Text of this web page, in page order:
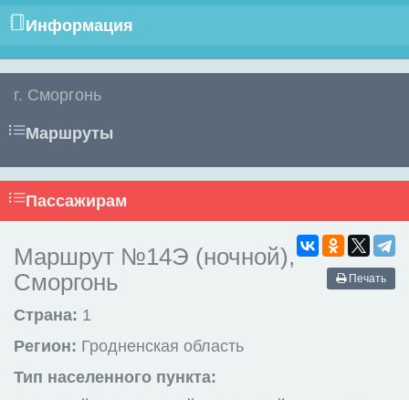
Информация
г. Сморгонь
Маршруты
Пассажирам
Печать
Маршрут №14Э (ночной),
Сморгонь
Страна: 1
Регион: Гродненская область
Тип населенного пункта: